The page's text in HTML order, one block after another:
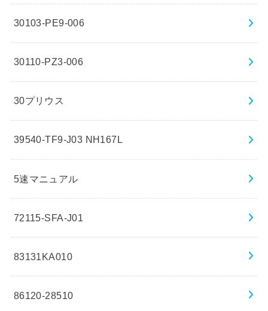
30103-PE9-006
30110-PZ3-006
30プリウス
39540-TF9-J03 NH167L
5速マニュアル
72115-SFA-J01
83131KA010
86120-28510